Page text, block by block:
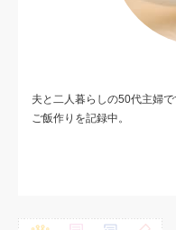
夫と二人暮らしの50代主婦
ご飯作りを記録中。